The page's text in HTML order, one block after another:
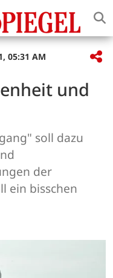
05:31 AM
und
soll dazu
der
ein bisschen